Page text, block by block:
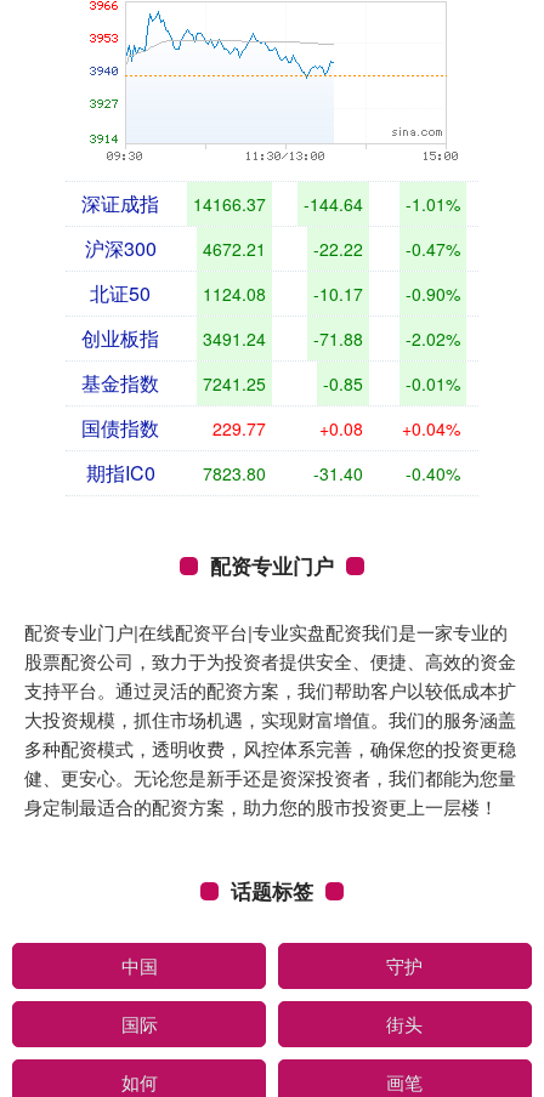
深证成指 14166.37 -144.64 -1.01%
沪深300 4672.21 -22.22 -0.47%
北证50 1124.08 -10.17 -0.90%
创业板指 3491.24 -71.88 -2.02%
基金指数 7241.25 -0.85 -0.01%
国债指数 229.77 +0.08 +0.04%
期指IC0 7823.80 -31.40 -0.40%
配资专业门户
配资专业门户|在线配资平台|专业实盘配资我们是一家专业的
股票配资公司，致力于为投资者提供安全、便捷、高效的资金
支持平台。通过灵活的配资方案，我们帮助客户以较低成本扩
大投资规模，抓住市场机遇，实现财富增值。我们的服务涵盖
多种配资模式，透明收费，风控体系完善，确保您的投资更稳
健、更安心。无论您是新手还是资深投资者，我们都能为您量
身定制最适合的配资方案，助力您的股市投资更上一层楼！
话题标签
中国 守护
国际 街头
如何 画笔